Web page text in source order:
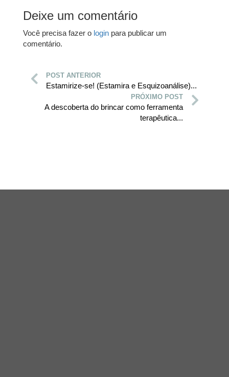
Deixe um comentário
Você precisa fazer o login para publicar um
comentário.
POST ANTERIOR
Estamirize-se! (Estamira e Esquizoanálise)...
PRÓXIMO POST
A descoberta do brincar como ferramenta
terapêutica...